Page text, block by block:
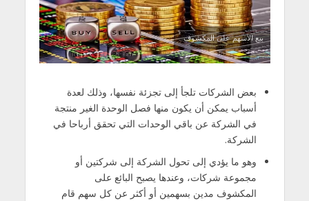
بيع الاسهم على المكشوف
بعض الشركات تلجأ إلى تجزئة نفسها، وذلك لعدة
أسباب يمكن أن يكون منها فصل الوحدة الغير منتجة
في الشركة عن باقي الوحدات التي تحقق أرباحا في
الشركة.
وهو ما يؤدي إلى تحول الشركة إلى شركتين أو
مجموعة شركات، وعندها يصبح البائع على
المكشوف مدين بسهمين أو أكثر عن كل سهم قام